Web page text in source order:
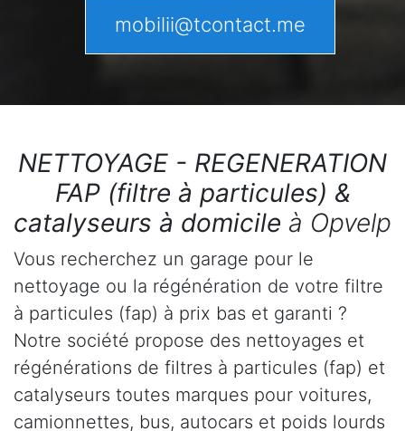
mobilii@tcontact.me
NETTOYAGE - REGENERATION
FAP (filtre à particules) &
catalyseurs à domicile à Opvelp
Vous recherchez un garage pour le
nettoyage ou la régénération de votre filtre
à particules (fap) à prix bas et garanti ?
Notre société propose des nettoyages et
régénérations de filtres à particules (fap) et
catalyseurs toutes marques pour voitures,
camionnettes, bus, autocars et poids lourds